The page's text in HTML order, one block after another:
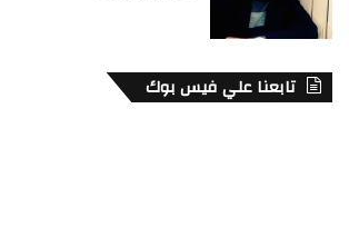
تابعنا علي فيس بوك